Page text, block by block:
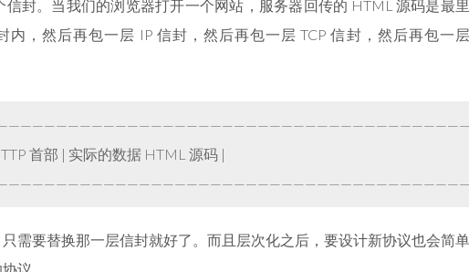
封。当我们的浏览器打开一个网站，服务器回传的 HTML 源码是最里
内，然后再包一层 IP 信封，然后再包一层 TCP 信封，然后再包一层
首部 | 实际的数据 HTML 源码 |
需要替换那一层信封就好了。而且层次化之后，要设计新协议也会简单